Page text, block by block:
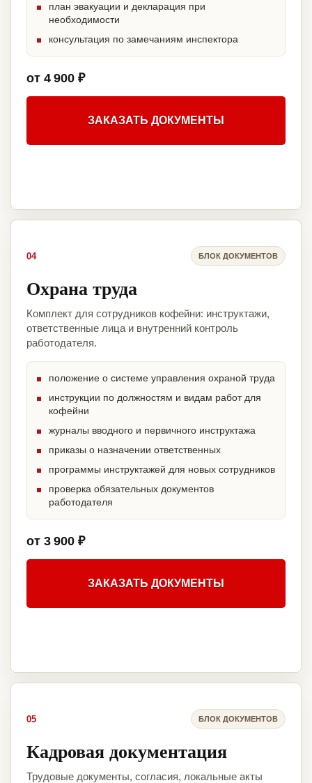
план эвакуации и декларация при
необходимости
консультация по замечаниям инспектора
от 4 900 ₽
ЗАКАЗАТЬ ДОКУМЕНТЫ
04 БЛОК ДОКУМЕНТОВ
Охрана труда
Комплект для сотрудников кофейни: инструктажи,
ответственные лица и внутренний контроль
работодателя.
положение о системе управления охраной труда
инструкции по должностям и видам работ для
кофейни
журналы вводного и первичного инструктажа
приказы о назначении ответственных
программы инструктажей для новых сотрудников
проверка обязательных документов
работодателя
от 3 900 ₽
ЗАКАЗАТЬ ДОКУМЕНТЫ
05 БЛОК ДОКУМЕНТОВ
Кадровая документация
Трудовые документы, согласия, локальные акты